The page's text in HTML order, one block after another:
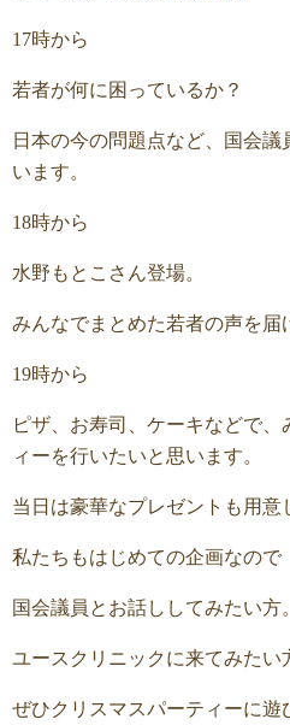
17時から
若者が何に困っているか？
日本の今の問題点など、国会
います。
18時から
水野もとこさん登場。
みんなでまとめた若者の声を届
19時から
ピザ、お寿司、ケーキなどで
ィーを行いたいと思います。
当日は豪華なプレゼントも用意
私たちもはじめての企画なので
国会議員とお話ししてみたい方。
ユースクリニックに来てみたい
ぜひクリスマスパーティーに遊